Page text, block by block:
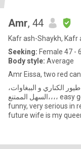
Amr, 44
Kafr ash-Shaykh, Kafr
Seeking: Female 47 -
Body style: Average
Amr Eissa, two red
الكناري و الببغاوات،
السهل الممتنع،،،، easy going, Simple, loyal, emotionally,, nice and
funny, very serious in
future wife is my